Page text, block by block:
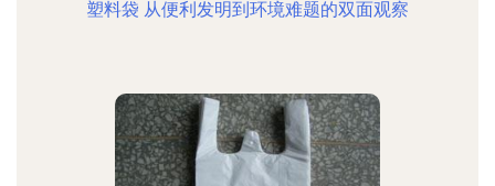
塑料袋 从便利发明到环境难题的双面观察